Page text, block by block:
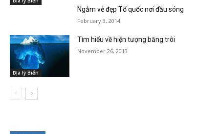
Ngắm vẻ đẹp Tổ quốc nơi đầu sóng
February 3, 2014
Địa lý Biển
Tìm hiểu về hiện tượng băng trôi
November 26, 2013